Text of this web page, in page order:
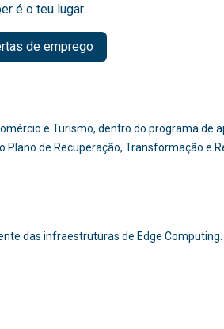
é o teu lugar.
de emprego
e Turismo, dentro do programa de
de Recuperação, Transformação e
das infraestruturas de Edge